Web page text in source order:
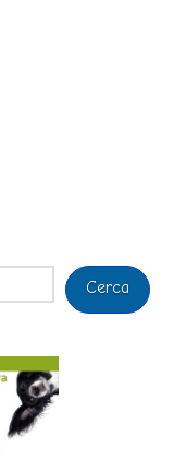
Cerca